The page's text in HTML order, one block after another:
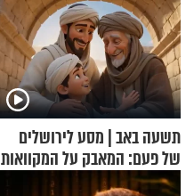
תשעה באב | מסע לירושלים
של פעם: המאבק על המקוואות